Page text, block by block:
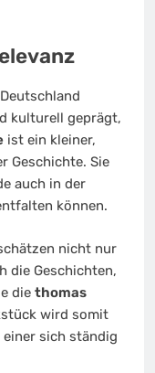
kulturell geprägt,
ist ein kleiner,
Geschichte. Sie
auch in der
können.
nicht nur
die Geschichten,
die thomas
wird somit
sich ständig